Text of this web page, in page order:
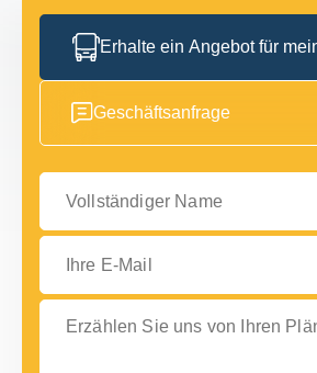
Erhalte ein Angebot für
Geschäftsanfrage
Vollständiger Name
Ihre E-Mail
Erzählen Sie uns von Ihren Plänen